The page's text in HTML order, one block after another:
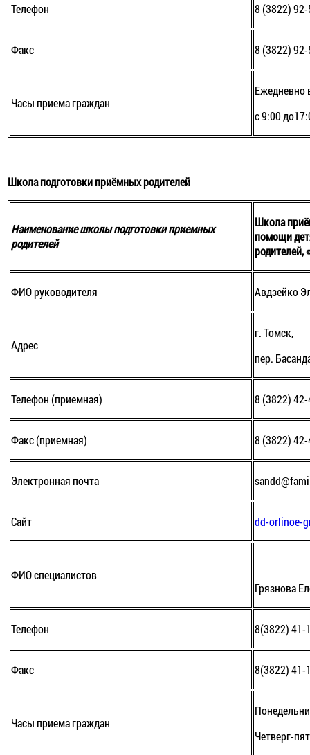
Телефон 8 (3822)
Факс 8 (3822)
Часы приема граждан
Ежедневно
с 9:00
Школа подготовки приёмных родителей
Наименование школы подготовки приемных
родителей
Школа
помощи
родителей,
ФИО руководителя Авдзейко
Адрес
г. Томск,
пер.
Телефон (приемная) 8 (3822)
Факс (приемная) 8 (3822)
Электронная почта
Сайт dd-orlinoe-
ФИО специалистов
Грязнова
Телефон 8(3822) 41-
Факс 8(3822) 41-
Часы приема граждан
Четверг-